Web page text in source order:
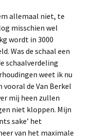
allemaal niet, te
misschien wel
wordt in 3000
Was de schaal een
schaalverdeling
weet ik nu
vooral de Van Berkel
mij heen zullen
niet kloppen. Mijn
sake’ het
van het maximale